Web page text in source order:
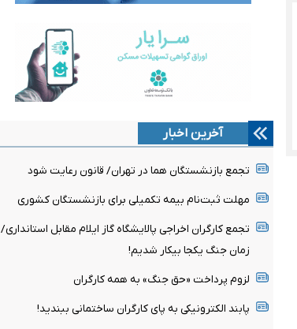
آخرین اخبار
تجمع بازنشستگان هما در تهران/ قانون رعایت شود
مهلت ثبت‌نام بیمه تکمیلی برای بازنشستگان کشوری
تجمع کارگران اخراجی پالایشگاه گاز ایلام مقابل استانداری/
زمان جنگ یکجا بیکار شدیم!
لزوم پرداخت «حق جنگ» به همه کارگران
پابند الکترونیکی به پای کارگران ساختمانی ببندید!